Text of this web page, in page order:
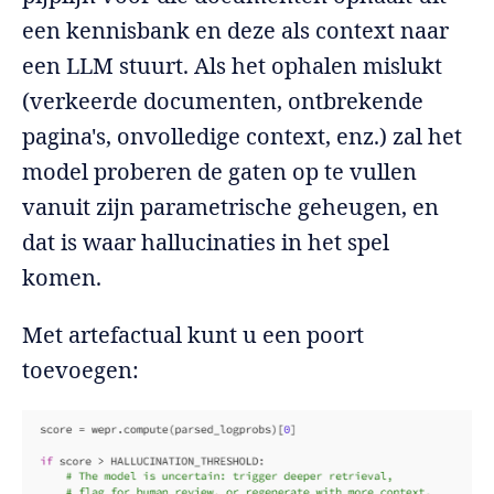
een kennisbank en deze als context naar
een LLM stuurt. Als het ophalen mislukt
(verkeerde documenten, ontbrekende
pagina's, onvolledige context, enz.) zal het
model proberen de gaten op te vullen
vanuit zijn parametrische geheugen, en
dat is waar hallucinaties in het spel
komen.
Met artefactual kunt u een poort
toevoegen: